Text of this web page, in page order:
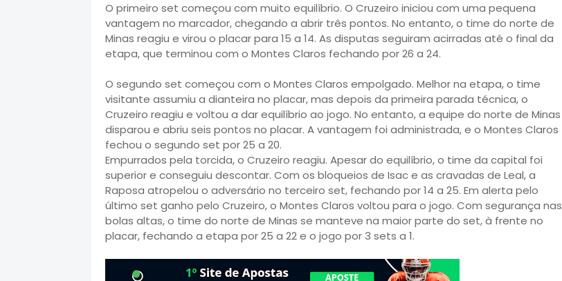
O primeiro set começou com muito equilíbrio. O Cruzeiro iniciou com uma pequena
vantagem no marcador, chegando a abrir três pontos. No entanto, o time do norte de
Minas reagiu e virou o placar para 15 a 14. As disputas seguiram acirradas até o final da
etapa, que terminou com o Montes Claros fechando por 26 a 24.
O segundo set começou com o Montes Claros empolgado. Melhor na etapa, o time
visitante assumiu a dianteira no placar, mas depois da primeira parada técnica, o
Cruzeiro reagiu e voltou a dar equilíbrio ao jogo. No entanto, a equipe do norte de Minas
disparou e abriu seis pontos no placar. A vantagem foi administrada, e o Montes Claros
fechou o segundo set por 25 a 20.
Empurrados pela torcida, o Cruzeiro reagiu. Apesar do equilíbrio, o time da capital foi
superior e conseguiu descontar. Com os bloqueios de Isac e as cravadas de Leal, a
Raposa atropelou o adversário no terceiro set, fechando por 14 a 25. Em alerta pelo
último set ganho pelo Cruzeiro, o Montes Claros voltou para o jogo. Com segurança nas
bolas altas, o time do norte de Minas se manteve na maior parte do set, à frente no
placar, fechando a etapa por 25 a 22 e o jogo por 3 sets a 1.